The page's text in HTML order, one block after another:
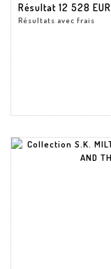
Résultat 12 528 EUR
Résultats avec frais